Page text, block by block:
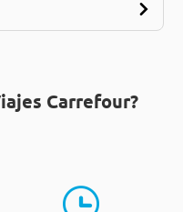
Carrefour?